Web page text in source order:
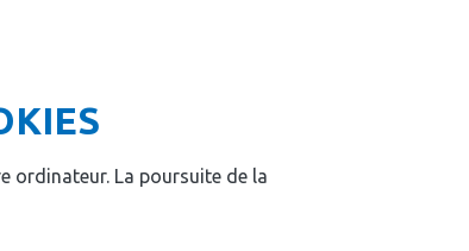
ordinateur. La poursuite de la